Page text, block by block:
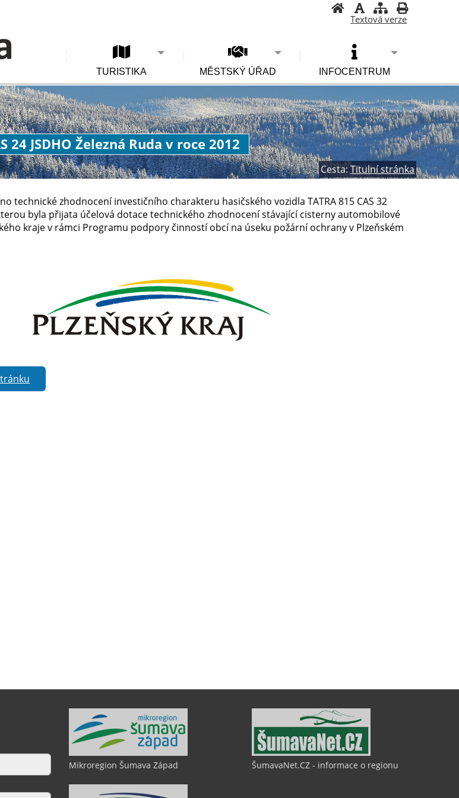
Textová verze
TURISTIKA MĚSTSKÝ ÚŘAD INFOCENTRUM
JSDHO Železná Ruda v roce 2012
Cesta:Titulní stránka
technické zhodnocení investičního charakteru hasičského vozidla TATRA 815 CAS 32
kterou byla přijata účelová dotace technického zhodnocení stávající cisterny automobilové
kraje v rámci Programu podpory činností obcí na úseku požární ochrany v Plzeňském
Mikroregion Šumava Západ ŠumavaNet.CZ - informace o regionu